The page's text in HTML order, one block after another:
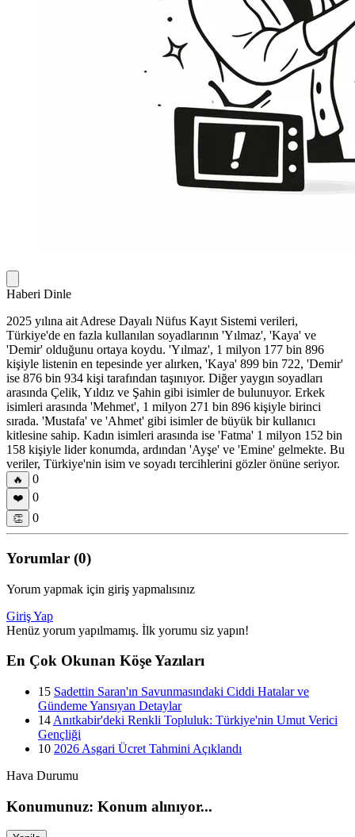
Haberi Dinle
2025 yılına ait Adrese Dayalı Nüfus Kayıt Sistemi verileri,
Türkiye'de en fazla kullanılan soyadlarının 'Yılmaz', 'Kaya' ve
'Demir' olduğunu ortaya koydu. 'Yılmaz', 1 milyon 177 bin 896
kişiyle listenin en tepesinde yer alırken, 'Kaya' 899 bin 722, 'Demir'
ise 876 bin 934 kişi tarafından taşınıyor. Diğer yaygın soyadları
arasında Çelik, Yıldız ve Şahin gibi isimler de bulunuyor. Erkek
isimleri arasında 'Mehmet', 1 milyon 271 bin 896 kişiyle birinci
sırada. 'Mustafa' ve 'Ahmet' gibi isimler de büyük bir kullanıcı
kitlesine sahip. Kadın isimleri arasında ise 'Fatma' 1 milyon 152 bin
158 kişiyle lider konumda, ardından 'Ayşe' ve 'Emine' gelmekte. Bu
veriler, Türkiye'nin isim ve soyadı tercihlerini gözler önüne seriyor.
🔥 0
❤️ 0
👏 0
Yorumlar (0)
Yorum yapmak için giriş yapmalısınız
Giriş Yap
Henüz yorum yapılmamış. İlk yorumu siz yapın!
En Çok Okunan Köşe Yazıları
15 Sadettin Saran'ın Savunmasındaki Ciddi Hatalar ve
Gündeme Yansıyan Detaylar
14 Anıtkabir'deki Renkli Topluluk: Türkiye'nin Umut Verici
Gençliği
10 2026 Asgari Ücret Tahmini Açıklandı
Hava Durumu
Konumunuz: Konum alınıyor...